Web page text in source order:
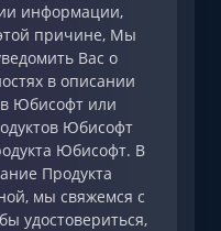
информации,
причине, Мы
Вас о
в описании
Юбисофт или
Юбисофт
Юбисофт. В
Продукта
мы свяжемся с
удостовериться,